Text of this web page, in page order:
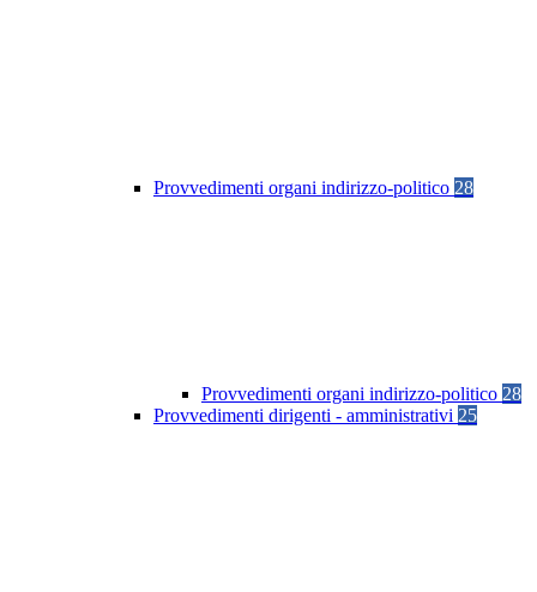
Provvedimenti organi indirizzo-politico 28
Provvedimenti organi indirizzo-politico 28
Provvedimenti dirigenti - amministrativi 25